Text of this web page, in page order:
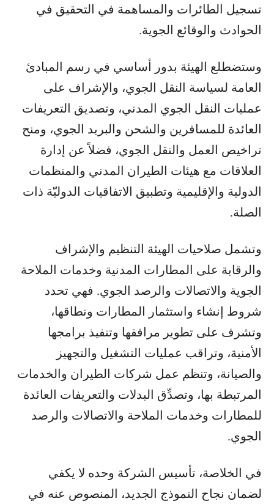
تسجيل الطائرات والمساهمة في التحقيق في
الحوادث والوقائع الجوية.
وستضطلع الهيئة بدور أساسي في رسم المبادئ
العامة لسياسة النقل الجوي، والإشراف على
عمليات النقل الجوي المدني، وتصديق التعريفات
العائدة للمسافرين والشحن والبريد الجوي، ومنح
تراخيص العمل والنقل الجوي، فضلاً عن إدارة
العلاقات مع هيئات الطيران المدني والمنظمات
الدولية والإقليمية وتطبيق الاتفاقيات الدوليّة ذات
الصلة.
وتشمل صلاحيات الهيئة التنظيم والإشراف
والرقابة على المطارات المدنية وخدمات الملاحة
الجوية والاتصالات والرصد الجوي. فهي تحدد
شروط إنشاء واستثمار المطارات ونطاقها،
وتشرف على تطوير مرافقها وتنفيذ برامجها
الأمنية، وتراقب عمليات التشغيل والتجهيز
والصيانة، وتنظم عمل شركات الطيران والخدمات
المرتبطة بها، وتصدِّق البدلات والتعريفات العائدة
للمطارات وخدمات الملاحة والاتصالات والرصد
الجوي.
في الخلاصة، تأسيس الشركة وحده لا يكفي
لضمان نجاح النموذج الجديد، المنصوص عنه في